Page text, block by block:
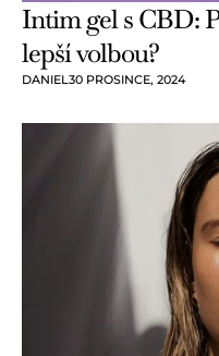
Intim gel s CBD:
lepší volbou?
DANIEL30 PROSINCE, 2024